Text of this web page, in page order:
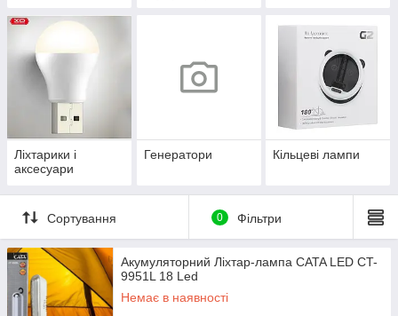
Ліхтарики і
аксесуари
Генератори Кільцеві лампи
Сортування 0 Фільтри
Акумуляторний Ліхтар-лампа CATA LED CT-
9951L 18 Led
Немає в наявності